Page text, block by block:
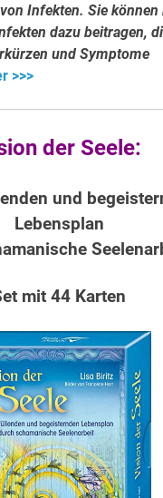
Infekten. Sie können
dazu beitragen,
und Symptome
>>>
der Seele:
und
Lebensplan
mit 44 Karten